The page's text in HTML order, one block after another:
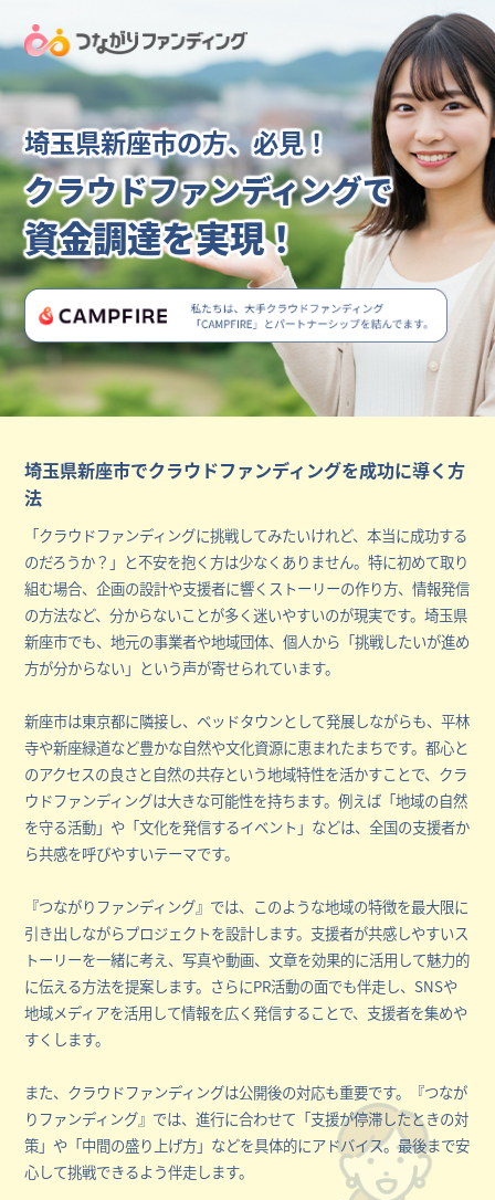
埼玉県新座市の方、必見！
クラウドファンディングで
資金調達を実現！
埼玉県新座市でクラウドファンディングを成功に導く方
法
「クラウドファンディングに挑戦してみたいけれど、本当に成功する
のだろうか？」と不安を抱く方は少なくありません。特に初めて取り
組む場合、企画の設計や支援者に響くストーリーの作り方、情報発信
の方法など、分からないことが多く迷いやすいのが現実です。埼玉県
新座市でも、地元の事業者や地域団体、個人から「挑戦したいが進め
方が分からない」という声が寄せられています。
新座市は東京都に隣接し、ベッドタウンとして発展しながらも、平林
寺や新座緑道など豊かな自然や文化資源に恵まれたまちです。都心と
のアクセスの良さと自然の共存という地域特性を活かすことで、クラ
ウドファンディングは大きな可能性を持ちます。例えば「地域の自然
を守る活動」や「文化を発信するイベント」などは、全国の支援者か
ら共感を呼びやすいテーマです。
『つながりファンディング』では、このような地域の特徴を最大限に
引き出しながらプロジェクトを設計します。支援者が共感しやすいス
トーリーを一緒に考え、写真や動画、文章を効果的に活用して魅力的
に伝える方法を提案します。さらにPR活動の面でも伴走し、SNSや
地域メディアを活用して情報を広く発信することで、支援者を集めや
すくします。
また、クラウドファンディングは公開後の対応も重要です。『つなが
りファンディング』では、進行に合わせて「支援が停滞したときの対
策」や「中間の盛り上げ方」などを具体的にアドバイス。最後まで安
心して挑戦できるよう伴走します。